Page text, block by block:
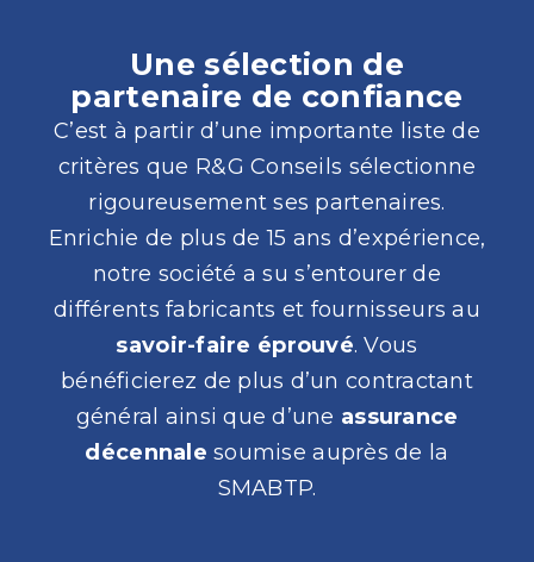
Une sélection de
partenaire de confiance
C’est à partir d’une importante liste de
critères que R&G Conseils sélectionne
rigoureusement ses partenaires.
Enrichie de plus de 15 ans d’expérience,
notre société a su s’entourer de
différents fabricants et fournisseurs au
savoir-faire éprouvé. Vous
bénéficierez de plus d’un contractant
général ainsi que d’une assurance
décennale soumise auprès de la
SMABTP.